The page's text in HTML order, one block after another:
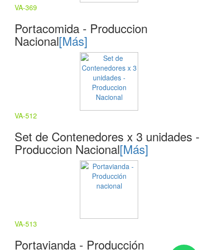
VA-369
Portacomida - Produccion
Nacional[Más]
VA-512
Set de Contenedores x 3 unidades -
Produccion Nacional[Más]
VA-513
Portavianda - Producción